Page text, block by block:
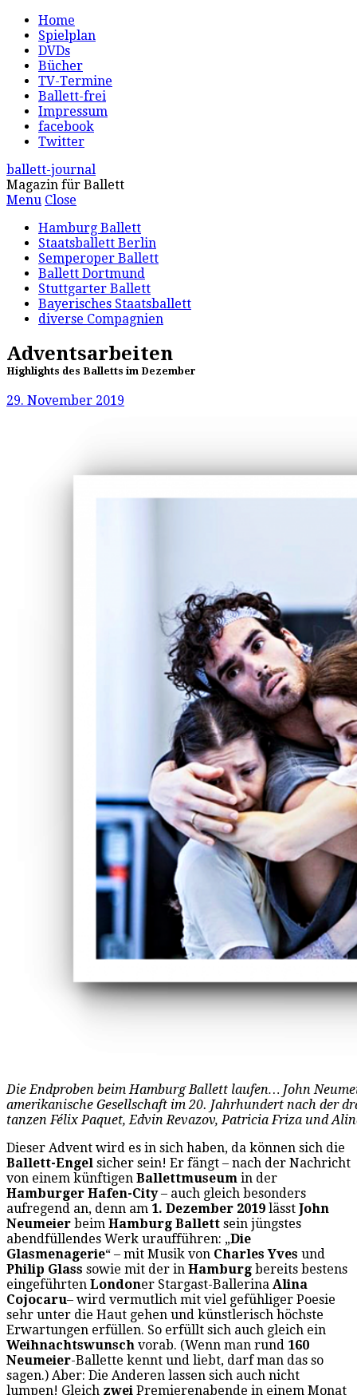
Home
Spielplan
DVDs
Bücher
TV-Termine
Ballett-frei
Impressum
facebook
Twitter
ballett-journal
Magazin für Ballett
Menu Close
Hamburg Ballett
Staatsballett Berlin
Semperoper Ballett
Ballett Dortmund
Stuttgarter Ballett
Bayerisches Staatsballett
diverse Compagnien
Adventsarbeiten
Highlights des Balletts im Dezember
29. November 2019
Die Endproben beim Hamburg Ballett laufen… John
amerikanische Gesellschaft im 20. Jahrhundert nach der
tanzen Félix Paquet, Edvin Revazov, Patricia Friza und
Dieser Advent wird es in sich haben, da können sich die
Ballett-Engel sicher sein! Er fängt – nach der Nachricht
von einem künftigen Ballettmuseum in der
Hamburger Hafen-City– auch gleich besonders
aufregend an, denn am 1. Dezember 2019 lässt John
Neumeier beim Hamburg Ballett sein jüngstes
abendfüllendes Werk uraufführen: „Die
Glasmenagerie“ – mit Musik von Charles Yves und
Philip Glass sowie mit der in Hamburg bereits bestens
eingeführten Londoner Stargast-Ballerina Alina
Cojocaru– wird vermutlich mit viel gefühliger Poesie
sehr unter die Haut gehen und künstlerisch höchste
Erwartungen erfüllen. So erfüllt sich auch gleich ein
Weihnachtswunsch vorab. (Wenn man rund 160
Neumeier-Ballette kennt und liebt, darf man das so
sagen.) Aber: Die Anderen lassen sich auch nicht
lumpen! Gleich zwei Premierenabende in einem Monat